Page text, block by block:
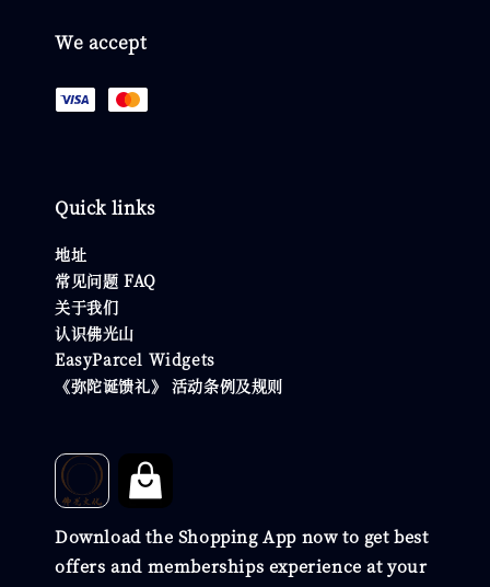
We accept
Quick links
地址
常见问题 FAQ
关于我们
认识佛光山
EasyParcel Widgets
《弥陀诞馈礼》 活动条例及规则
Download the Shopping App now to get best
offers and memberships experience at your